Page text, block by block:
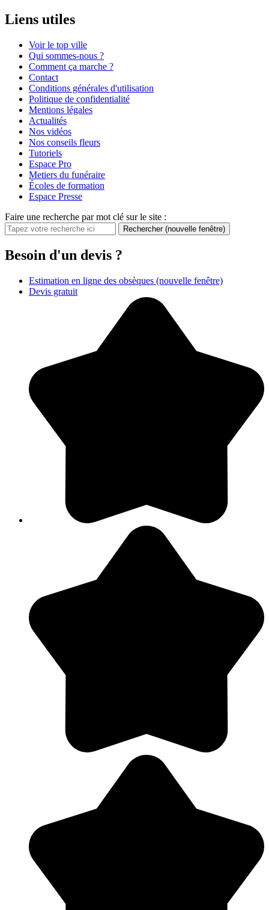
Liens utiles
Voir le top ville
Qui sommes-nous ?
Comment ça marche ?
Contact
Conditions générales d'utilisation
Politique de confidentialité
Mentions légales
Actualités
Nos vidéos
Nos conseils fleurs
Tutoriels
Espace Pro
Metiers du funéraire
Écoles de formation
Espace Presse
Faire une recherche par mot clé sur le site :
Rechercher (nouvelle fenêtre)
Besoin d'un devis ?
Estimation en ligne des obsèques (nouvelle fenêtre)
Devis gratuit